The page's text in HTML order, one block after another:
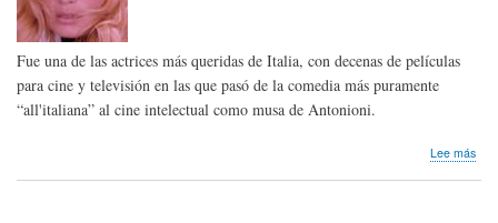
Fue una de las actrices más queridas de Italia, con decenas de películas
para cine y televisión en las que pasó de la comedia más puramente
“all'italiana” al cine intelectual como musa de Antonioni.
Lee más